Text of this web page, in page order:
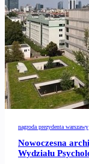
nagroda prezydenta warszawy
Nowoczesna
Wydziału